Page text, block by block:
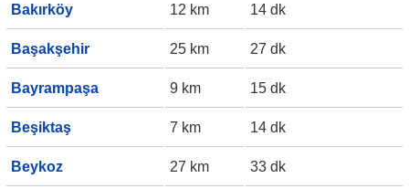
Bakırköy 12 km 14 dk
Başakşehir 25 km 27 dk
Bayrampaşa 9 km 15 dk
Beşiktaş 7 km 14 dk
Beykoz 27 km 33 dk